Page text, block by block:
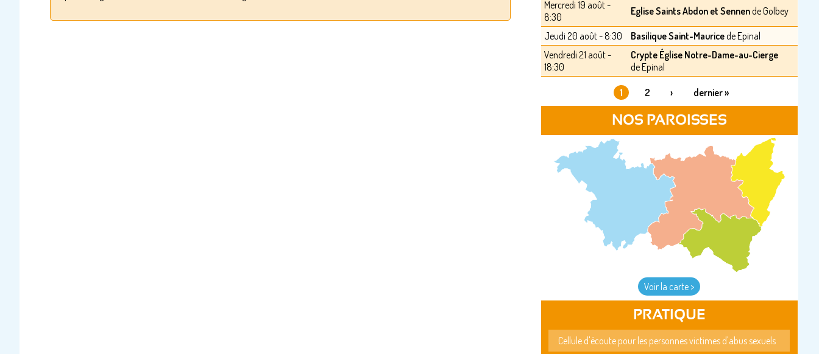
Mercredi 19 août -
8:30
Eglise Saints Abdon et Sennende Golbey
Jeudi 20 août - 8:30 Basilique Saint-Mauricede Epinal
Vendredi 21 août -
18:30
Crypte Église Notre-Dame-au-Cierge
de Epinal
1 2 › dernier »
NOS PAROISSES
Voir la carte >
PRATIQUE
Cellule d'écoute pour les personnes victimes d'abus sexuels